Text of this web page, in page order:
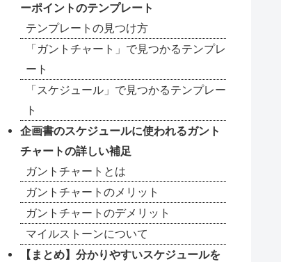
ーポイントのテンプレート
テンプレートの見つけ方
「ガントチャート」で見つかるテンプレ
ート
「スケジュール」で見つかるテンプレー
ト
企画書のスケジュールに使われるガント
チャートの詳しい補足
ガントチャートとは
ガントチャートのメリット
ガントチャートのデメリット
マイルストーンについて
【まとめ】分かりやすいスケジュールを